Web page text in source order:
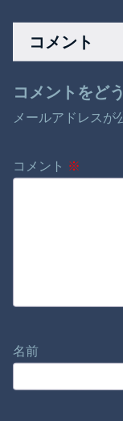
コメント
コメントをど
メールアドレスが
コメント ※
名前